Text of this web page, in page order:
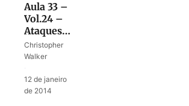
Aula 33 –
Vol.24 –
Ataques
de
Satanás
final
Christopher
Walker
12 de janeiro
de 2014